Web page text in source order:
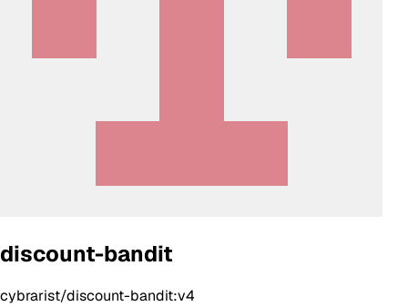
discount-bandit
cybrarist/discount-bandit:v4